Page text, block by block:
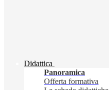
Didattica
Panoramica
Offerta formativa